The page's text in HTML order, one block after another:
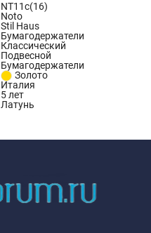
NT11с(16)
Noto
Stil Haus
Бумагодержатели
Классический
Подвесной
Бумагодержатели
Золото
Италия
5 лет
Латунь